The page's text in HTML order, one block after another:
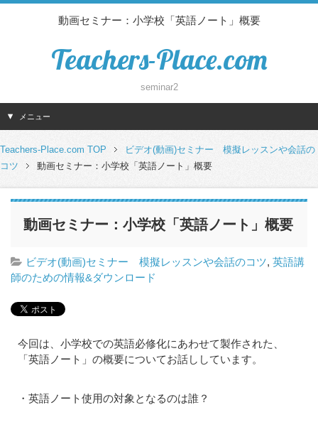
動画セミナー：小学校「英語ノート」概要
Teachers-Place.com
seminar2
メニュー
Teachers-Place.com TOP
ビデオ(動画)セミナー 模擬レッスンや会話の
コツ
動画セミナー：小学校「英語ノート」概要
動画セミナー：小学校「英語ノート」概要
ビデオ(動画)セミナー 模擬レッスンや会話のコツ,英語講
師のための情報&ダウンロード
今回は、小学校での英語必修化にあわせて製作された、
「英語ノート」の概要についてお話ししています。
・英語ノート使用の対象となるのは誰？